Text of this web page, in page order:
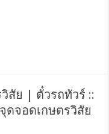
สัย | ตั๋วรถทัวร์ ::
ดจอดเกษตรวิสัย